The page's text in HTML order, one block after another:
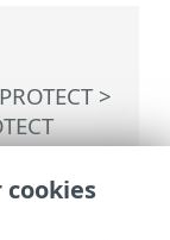
>
de
cookies